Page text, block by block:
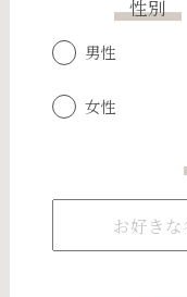
性別
男性
女性